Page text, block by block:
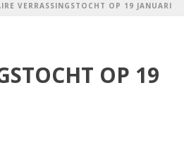
VERRASSINGSTOCHT OP 19 JANUARI
OP 19